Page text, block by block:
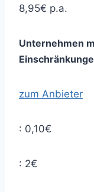
8,95€ p.a.
Unternehmen
zum Anbieter
: 0,10€
: 2€